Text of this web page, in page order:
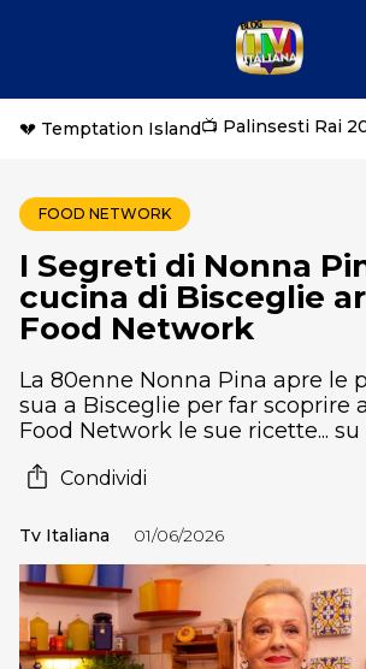
💔 Temptation Island📺 Palinsesti Rai
FOOD NETWORK
I Segreti di Nonna
cucina di Bisceglie
Food Network
La 80enne Nonna Pina apre le
sua a Bisceglie per far scoprire
Food Network le sue ricette... su
Condividi
Tv Italiana 01/06/2026